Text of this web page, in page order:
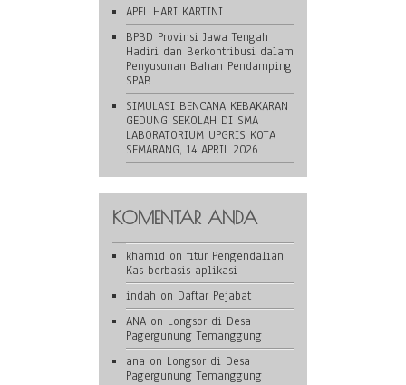
APEL HARI KARTINI
BPBD Provinsi Jawa Tengah
Hadiri dan Berkontribusi dalam
Penyusunan Bahan Pendamping
SPAB
SIMULASI BENCANA KEBAKARAN
GEDUNG SEKOLAH DI SMA
LABORATORIUM UPGRIS KOTA
SEMARANG, 14 APRIL 2026
KOMENTAR ANDA
khamid on fitur Pengendalian
Kas berbasis aplikasi
indah on Daftar Pejabat
ANA on Longsor di Desa
Pagergunung Temanggung
ana on Longsor di Desa
Pagergunung Temanggung